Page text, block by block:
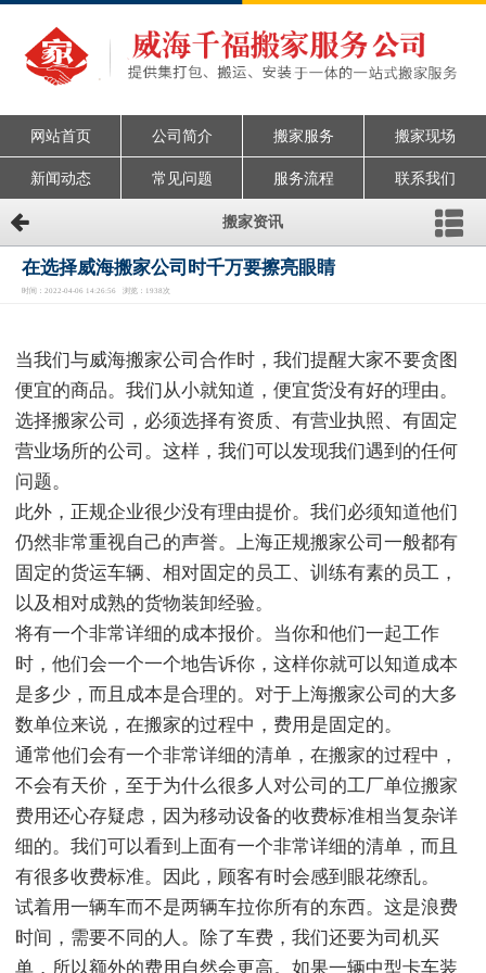
网站首页 公司简介 搬家服务 搬家现场
新闻动态 常见问题 服务流程 联系我们
搬家资讯
在选择威海搬家公司时千万要擦亮眼睛
时间：2022-04-06 14:26:56 浏览：1938次
当我们与威海搬家公司合作时，我们提醒大家不要贪图
便宜的商品。我们从小就知道，便宜货没有好的理由。
选择搬家公司，必须选择有资质、有营业执照、有固定
营业场所的公司。这样，我们可以发现我们遇到的任何
问题。
此外，正规企业很少没有理由提价。我们必须知道他们
仍然非常重视自己的声誉。上海正规搬家公司一般都有
固定的货运车辆、相对固定的员工、训练有素的员工，
以及相对成熟的货物装卸经验。
将有一个非常详细的成本报价。当你和他们一起工作
时，他们会一个一个地告诉你，这样你就可以知道成本
是多少，而且成本是合理的。对于上海搬家公司的大多
数单位来说，在搬家的过程中，费用是固定的。
通常他们会有一个非常详细的清单，在搬家的过程中，
不会有天价，至于为什么很多人对公司的工厂单位搬家
费用还心存疑虑，因为移动设备的收费标准相当复杂详
细的。我们可以看到上面有一个非常详细的清单，而且
有很多收费标准。因此，顾客有时会感到眼花缭乱。
试着用一辆车而不是两辆车拉你所有的东西。这是浪费
时间，需要不同的人。除了车费，我们还要为司机买
单，所以额外的费用自然会更高。如果一辆中型卡车装